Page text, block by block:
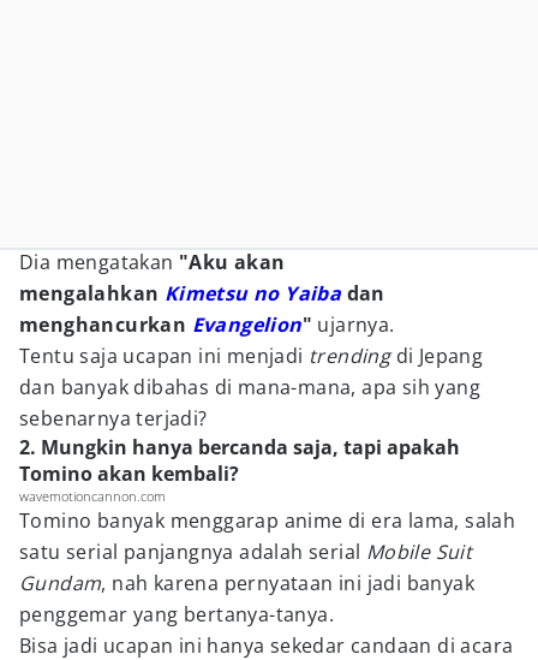
Dia mengatakan "Aku akan
mengalahkan Kimetsu no Yaiba dan
menghancurkan Evangelion" ujarnya.
Tentu saja ucapan ini menjadi trendingdi Jepang
dan banyak dibahas di mana-mana, apa sih yang
sebenarnya terjadi?
2. Mungkin hanya bercanda saja, tapi apakah
Tomino akan kembali?
wavemotioncannon.com
Tomino banyak menggarap anime di era lama, salah
satu serial panjangnya adalah serial Mobile Suit
Gundam, nah karena pernyataan ini jadi banyak
penggemar yang bertanya-tanya.
Bisa jadi ucapan ini hanya sekedar candaan di acara